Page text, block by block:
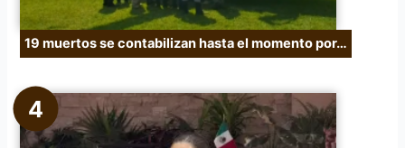
19 muertos se contabilizan hasta el momento por…